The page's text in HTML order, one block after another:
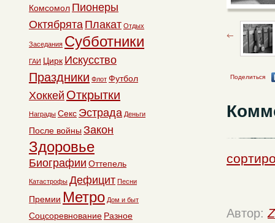
Поделиться
Автор:
Комсомол Пионеры
Октябрята Плакат Отдых
Заседания Субботники
ГАИ Цирк Искусство
Праздники Флот Футбол
Хоккей Открытки
Награды Секс Эстрада Деньги
После войны Закон
Здоровье
Биографии Оттепель
Катастрофы Дефицит Песни
Премии Метро Дом и быт
Соцсоревнование Разное